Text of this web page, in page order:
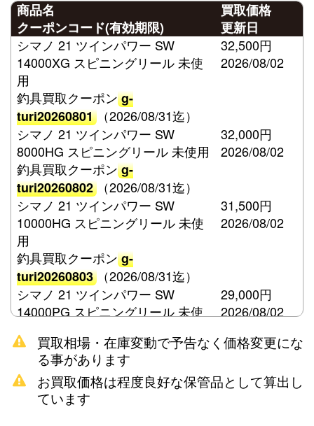
商品名
クーポンコード(有効期限)
買取価格
更新日
シマノ 21 ツインパワー SW
14000XG スピニングリール 未使
用
釣具買取クーポン g-
turi20260801
（2026/08/31迄）
32,500円
2026/08/02
シマノ 21 ツインパワー SW
8000HG スピニングリール 未使用
釣具買取クーポン g-
turi20260802
（2026/08/31迄）
32,000円
2026/08/02
シマノ 21 ツインパワー SW
10000HG スピニングリール 未使
用
釣具買取クーポン g-
turi20260803
（2026/08/31迄）
31,500円
2026/08/02
シマノ 21 ツインパワー SW
14000PG スピニングリール 未使
釣具買取クーポンg-
turi20260804 （2026/08/31迄）
29,000円
2026/08/02
シマノ 15 ツインパワー SW
8000HG スピニングリール 未使用
21,000円
買取相場・在庫変動で予告なく価格変更にな
る事があります
お買取価格は程度良好な保管品として算出し
ています